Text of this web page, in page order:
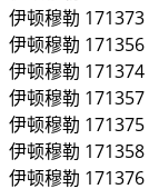
伊顿穆勒 171373
伊顿穆勒 171356
伊顿穆勒 171374
伊顿穆勒 171357
伊顿穆勒 171375
伊顿穆勒 171358
伊顿穆勒 171376